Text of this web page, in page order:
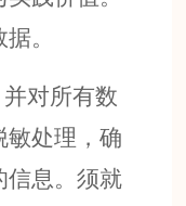
。
对所有数
敏处理，确
信息。须就